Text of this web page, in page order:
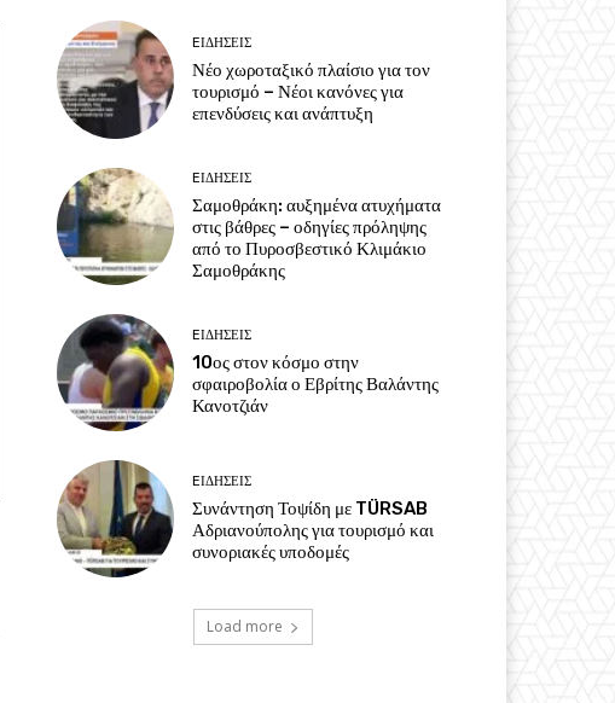
EΙΔΗΣΕΙΣ
Νέο χωροταξικό πλαίσιο για τον
τουρισμό – Νέοι κανόνες για
επενδύσεις και ανάπτυξη
EΙΔΗΣΕΙΣ
Σαμοθράκη: αυξημένα ατυχήματα
στις βάθρες – οδηγίες πρόληψης
από το Πυροσβεστικό Κλιμάκιο
Σαμοθράκης
EΙΔΗΣΕΙΣ
10ος στον κόσμο στην
σφαιροβολία ο Εβρίτης Βαλάντης
Κανοτζιάν
EΙΔΗΣΕΙΣ
Συνάντηση Τοψίδη με TÜRSAB
Αδριανούπολης για τουρισμό και
συνοριακές υποδομές
Load more